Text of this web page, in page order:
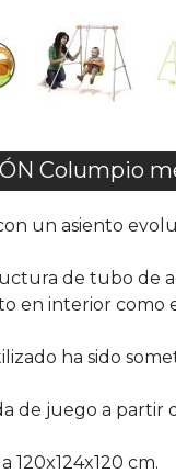
Columpio
un asiento
de tubo de
en interior como
ha sido
de juego a partir
120x124x120 cm.